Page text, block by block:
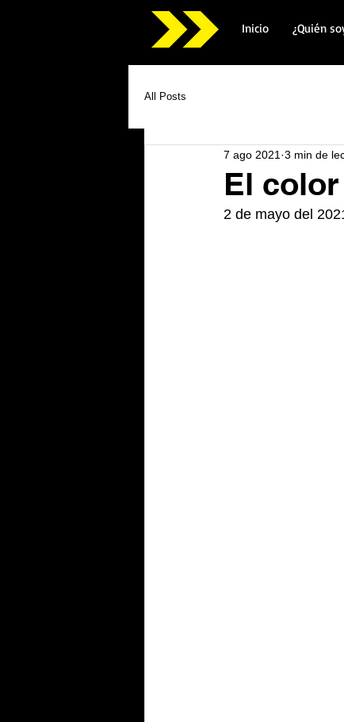
Inicio ¿Quién
All Posts
El
7 ago 2021 3 min de
2 de mayo del